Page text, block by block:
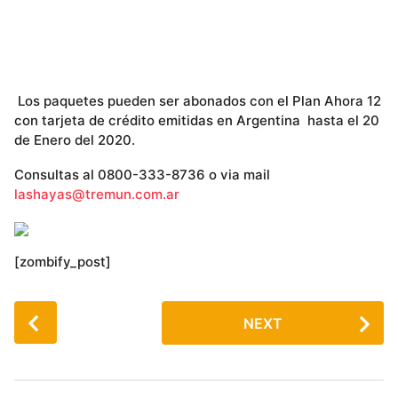
Los paquetes pueden ser abonados con el Plan Ahora 12
con tarjeta de crédito emitidas en Argentina hasta el 20
de Enero del 2020.
Consultas al 0800-333-8736 o via mail
lashayas@tremun.com.ar
[zombify_post]
P
o
NEXT